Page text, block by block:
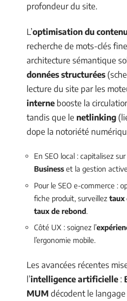
profondeur du site.
L’optimisation du
recherche de mots-clés
architecture sémantique
données structurées
lecture du site par les
interne booste la
tandis que le netlinking
dope la notoriété
En SEO local : capitalisez sur
Business et la gestion
Pour le SEO e-commerce :
fiche produit, surveillez taux
taux de rebond
Côté UX : soignez l’
l’ergonomie mobile.
Les avancées récentes
l’intelligence artificielle :
MUM décodent le